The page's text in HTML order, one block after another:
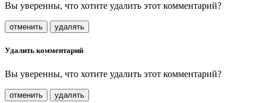
Вы уверенны, что хотите удалить этот комментарий?
отменить удалять
Удалить комментарий
Вы уверенны, что хотите удалить этот комментарий?
отменить удалять